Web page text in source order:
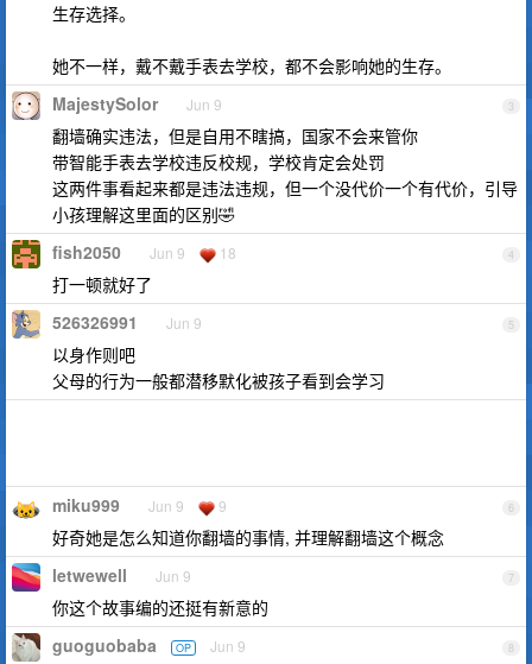
生存选择。
她不一样，戴不戴手表去学校，都不会影响她的生存。
3
MajestySolor Jun 9
翻墙确实违法，但是自用不瞎搞，国家不会来管你
带智能手表去学校违反校规，学校肯定会处罚
这两件事看起来都是违法违规，但一个没代价一个有代价，引导
小孩理解这里面的区别🤣
4
fish2050 Jun 9 18
打一顿就好了
5
526326991 Jun 9
以身作则吧
父母的行为一般都潜移默化被孩子看到会学习
6
miku999 Jun 9 9
好奇她是怎么知道你翻墙的事情, 并理解翻墙这个概念
7
letwewell Jun 9
你这个故事编的还挺有新意的
8
guoguobaba OP Jun 9